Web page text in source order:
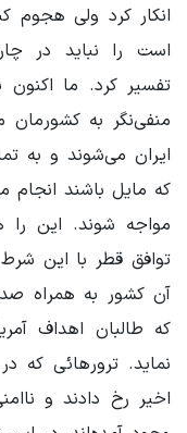
انکار کرد ولی هجوم
است را نباید در
تفسیر کرد. ما اکنون
منفی‌نگر به کشورمان
ایران می‌شوند و به
که مایل باشند انجام
مواجه شوند. این را
توافق قطر با این
آن کشور به همراه
که طالبان اهداف
نماید. ترورهائی که
اخیر رخ دادند و